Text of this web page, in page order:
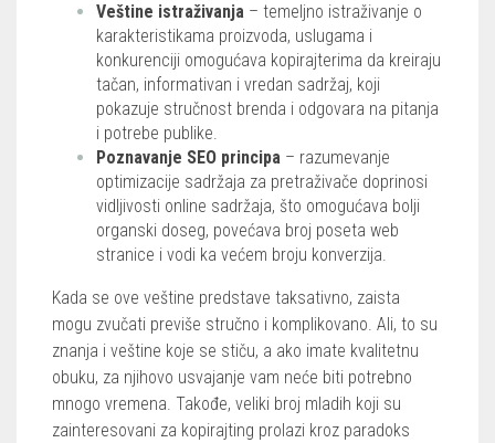
Veštine istraživanja – temeljno istraživanje o
karakteristikama proizvoda, uslugama i
konkurenciji omogućava kopirajterima da kreiraju
tačan, informativan i vredan sadržaj, koji
pokazuje stručnost brenda i odgovara na pitanja
i potrebe publike.
Poznavanje SEO principa – razumevanje
optimizacije sadržaja za pretraživače doprinosi
vidljivosti online sadržaja, što omogućava bolji
organski doseg, povećava broj poseta web
stranice i vodi ka većem broju konverzija.
Kada se ove veštine predstave taksativno, zaista
mogu zvučati previše stručno i komplikovano. Ali, to su
znanja i veštine koje se stiču, a ako imate kvalitetnu
obuku, za njihovo usvajanje vam neće biti potrebno
mnogo vremena. Takođe, veliki broj mladih koji su
zainteresovani za kopirajting prolazi kroz paradoks